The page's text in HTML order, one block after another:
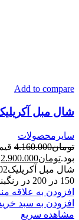
Add to compare
شال مبل
سایرمحصولات
تومان4.160.000
بود.تومان2.900.000
150 در 200 در رنگبندی متنوع
افزودن به علاقه
افزودن به سبد
مشاهده سریع